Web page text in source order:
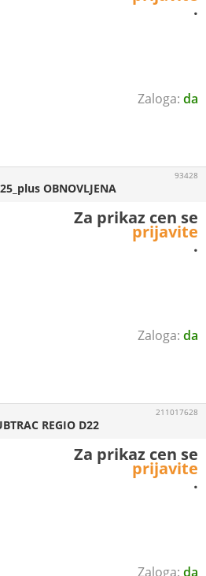
da
.
da
OBNOVLJENA
93428
Za prikaz cen se
prijavite
.
da
REGIO D22
211017628
Za prikaz cen se
prijavite
.